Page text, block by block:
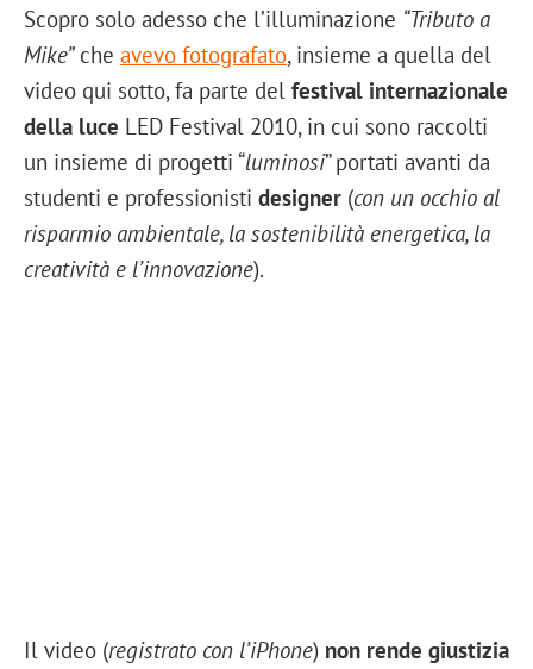
Scopro solo adesso che l’illuminazione “Tributo a
Mike”che avevo fotografato, insieme a quella del
video qui sotto, fa parte del festival internazionale
della luce LED Festival 2010, in cui sono raccolti
un insieme di progetti “luminosi” portati avanti da
studenti e professionisti designer (con un occhio al
risparmio ambientale, la sostenibilità energetica, la
creatività e l’innovazione).
Il video (registrato con l’iPhone) non rende giustizia